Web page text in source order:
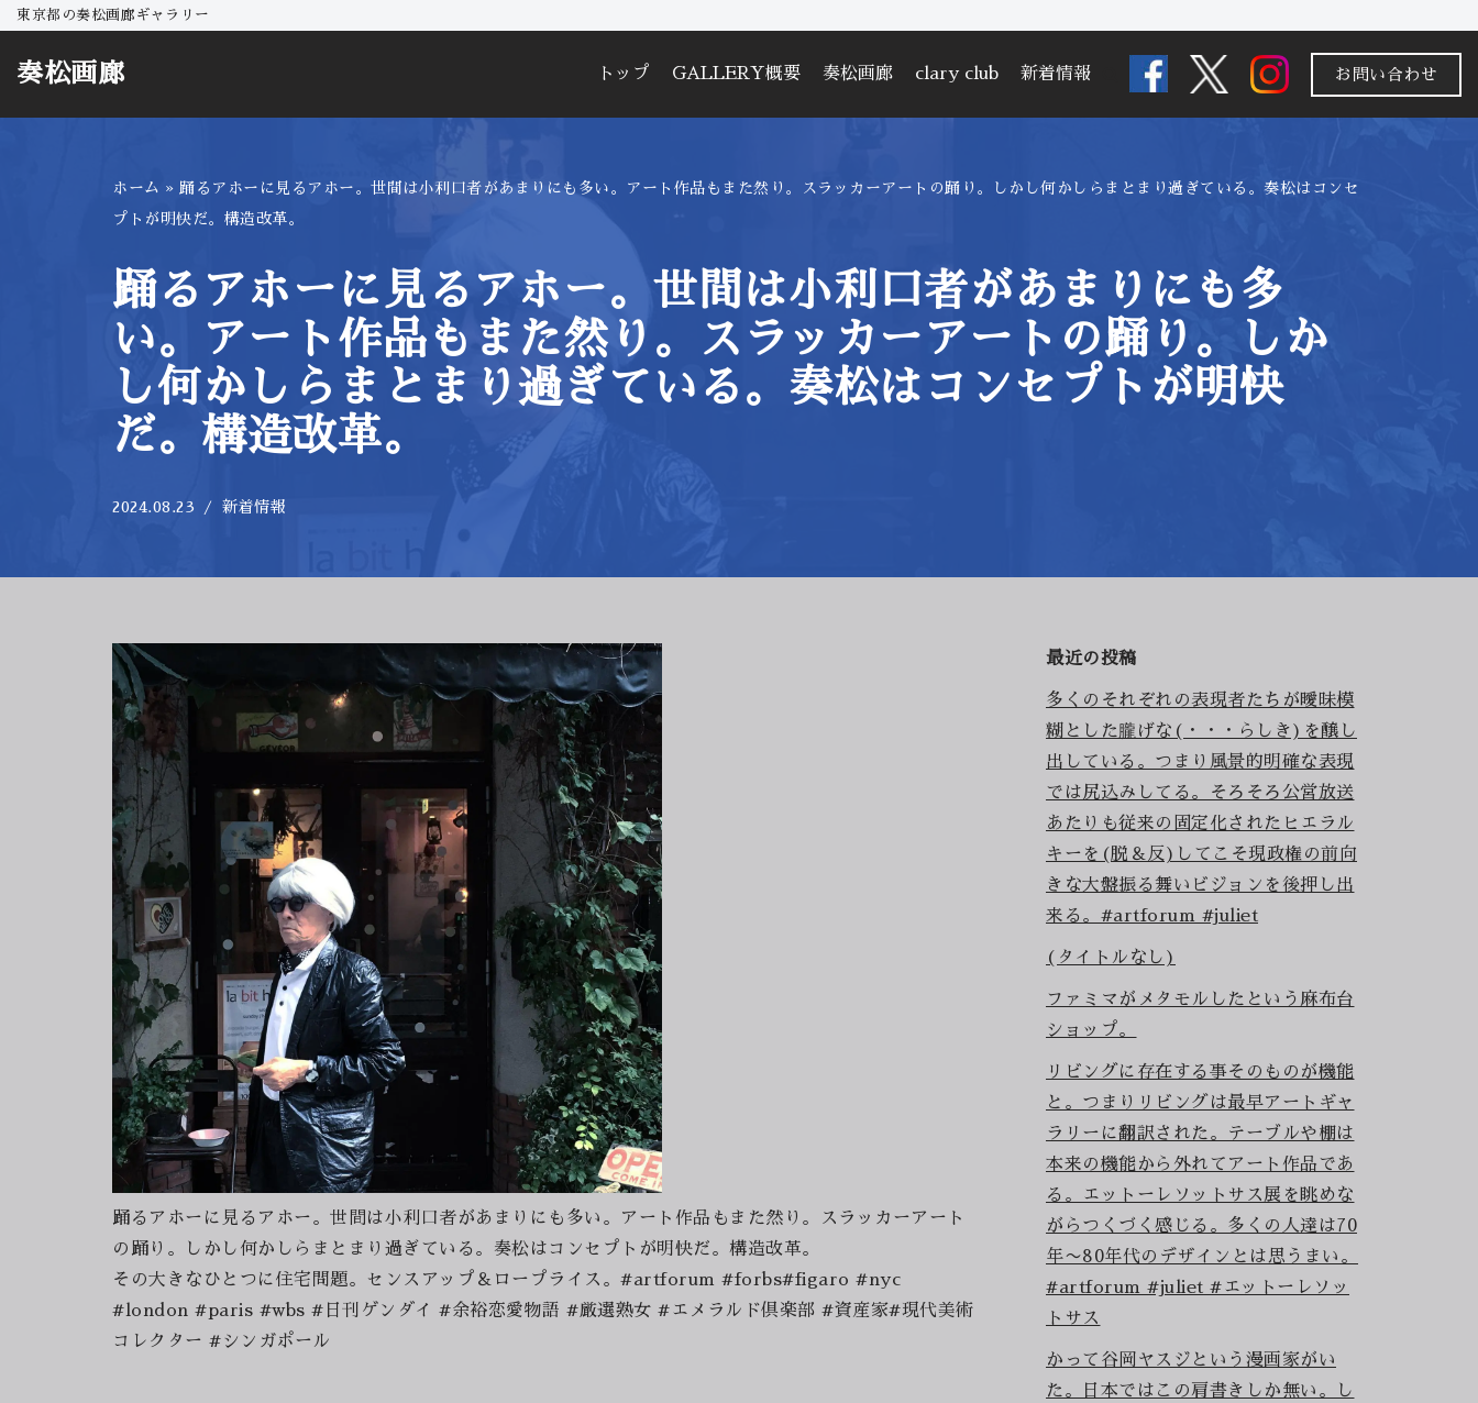
コ
テ
東京都の奏松画廊ギャラリー
奏松画廊 トップ GALLERY概要 奏松画廊 clary club 新着情報 お問い合わせ
ホーム » 踊るアホーに見るアホー。世間は小利口者があまりにも多い。アート作品もまた然り。スラッカーアートの踊り。しかし何かしらまとまり過ぎている。奏松はコンセ
プトが明快だ。構造改革。
踊るアホーに見るアホー。世間は小利口者があまりにも多
い。アート作品もまた然り。スラッカーアートの踊り。しか
し何かしらまとまり過ぎている。奏松はコンセプトが明快
だ。構造改革。
2024.08.23 新着情報
踊るアホーに見るアホー。世間は小利口者があまりにも多い。アート作品もまた然り。スラッカーアート
の踊り。しかし何かしらまとまり過ぎている。奏松はコンセプトが明快だ。構造改革。
その大きなひとつに住宅問題。センスアップ＆ロープライス。#artforum #forbs#figaro #nyc
#london #paris #wbs #日刊ゲンダイ #余裕恋愛物語 #厳選熟女 #エメラルド倶楽部 #資産家#現代美術
コレクター #シンガポール
最近の投稿
多くのそれぞれの表現者たちが曖昧模
糊とした朧げな(・・・らしき)を醸し
出している。つまり風景的明確な表現
では尻込みしてる。そろそろ公営放送
あたりも従来の固定化されたヒエラル
キーを(脱＆反)してこそ現政権の前向
きな大盤振る舞いビジョンを後押し出
来る。#artforum #juliet
(タイトルなし)
ファミマがメタモルしたという麻布台
ショップ。
リビングに存在する事そのものが機能
と。つまりリビングは最早アートギャ
ラリーに翻訳された。テーブルや棚は
本来の機能から外れてアート作品であ
る。エットーレソットサス展を眺めな
がらつくづく感じる。多くの人達は70
年〜80年代のデザインとは思うまい。
#artforum #juliet #エットーレソッ
トサス
かって谷岡ヤスジという漫画家がい
た。日本ではこの肩書きしか無い。し